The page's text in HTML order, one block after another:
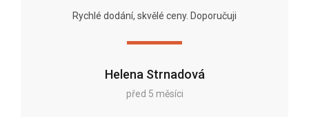
Helena Strnadová
před 5 měsíci
Rychlé dodání, skvělé ceny. Doporučuji